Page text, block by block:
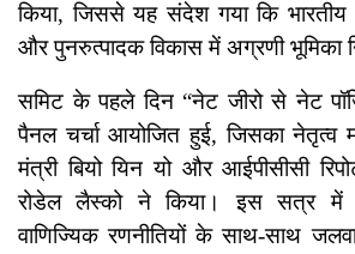
किया, जिससे यह संदेश गया कि भारतीय
और पुनरुत्पादक विकास में अग्रणी भूमिका
समिट के पहले दिन “नेट जीरो से नेट
पैनल चर्चा आयोजित हुई, जिसका नेतृत्व
मंत्री बियो यिन यो और आईपीसीसी
रोडेल लैस्को ने किया। इस सत्र में
वाणिज्यिक रणनीतियों के साथ-साथ